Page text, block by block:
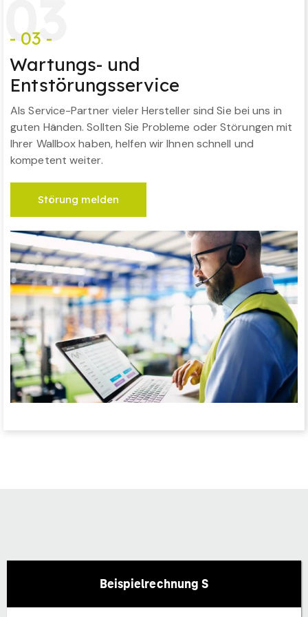
03
- 03 -
Wartungs- und
Entstörungsservice
Als Service-Partner vieler Hersteller sind Sie bei uns in
guten Händen. Sollten Sie Probleme oder Störungen mit
Ihrer Wallbox haben, helfen wir Ihnen schnell und
kompetent weiter.
Störung melden
Beispielrechnung S